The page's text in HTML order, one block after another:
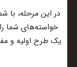
در این مرحله، با
خواسته‌های شما
یک طرح اولیه و